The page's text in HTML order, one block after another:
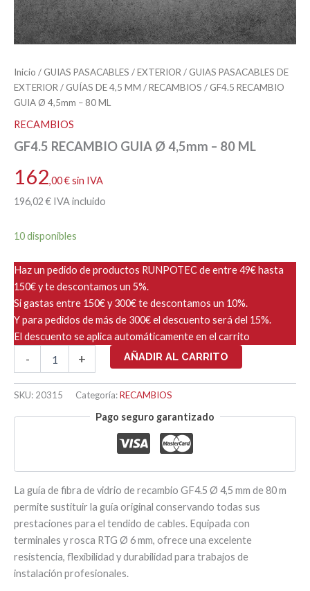
Inicio / GUIAS PASACABLES /EXTERIOR / GUIAS PASACABLES DE
EXTERIOR / GUÍAS DE 4,5 MM /RECAMBIOS / GF4.5 RECAMBIO
GUIA Ø 4,5mm – 80 ML
RECAMBIOS
GF4.5 RECAMBIO GUIA Ø 4,5mm – 80 ML
162,00€sin IVA
196,02 € IVA incluido
10 disponibles
Haz un pedido de productos RUNPOTEC de entre 49€ hasta
150€ y te descontamos un 5%.
Si gastas entre 150€ y 300€ te descontamos un 10%.
Y para pedidos de más de 300€ el descuento será del 15%.
El descuento se aplica automáticamente en el carrito
-
RECAMBIO
Ø
-
+ AÑADIR AL CARRITO
SKU: 20315 Categoría:RECAMBIOS
Pago seguro garantizado
La guía de fibra de vidrio de recambio GF4.5 Ø 4,5 mm de 80 m
permite sustituir la guía original conservando todas sus
prestaciones para el tendido de cables. Equipada con
terminales y rosca RTG Ø 6 mm, ofrece una excelente
resistencia, flexibilidad y durabilidad para trabajos de
instalación profesionales.